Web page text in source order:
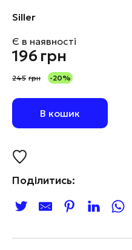
Siller
Є в наявності
196грн
245 грн -20%
В кошик
Поділитись: